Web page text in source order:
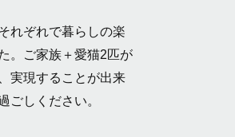
れぞれで暮らしの楽
。ご家族＋愛猫2匹が
実現することが出来
ごしください。